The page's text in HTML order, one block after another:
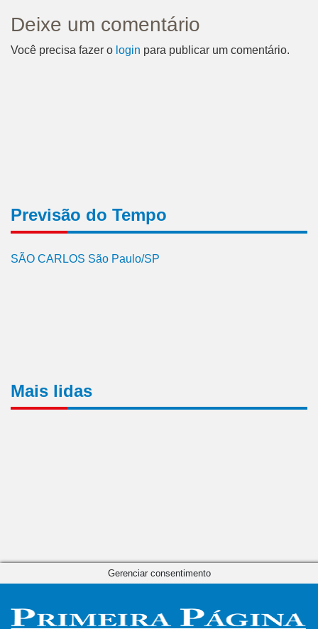
Deixe um comentário
Você precisa fazer o login para publicar um comentário.
Previsão do Tempo
SÃO CARLOS São Paulo/SP
Mais lidas
Gerenciar consentimento